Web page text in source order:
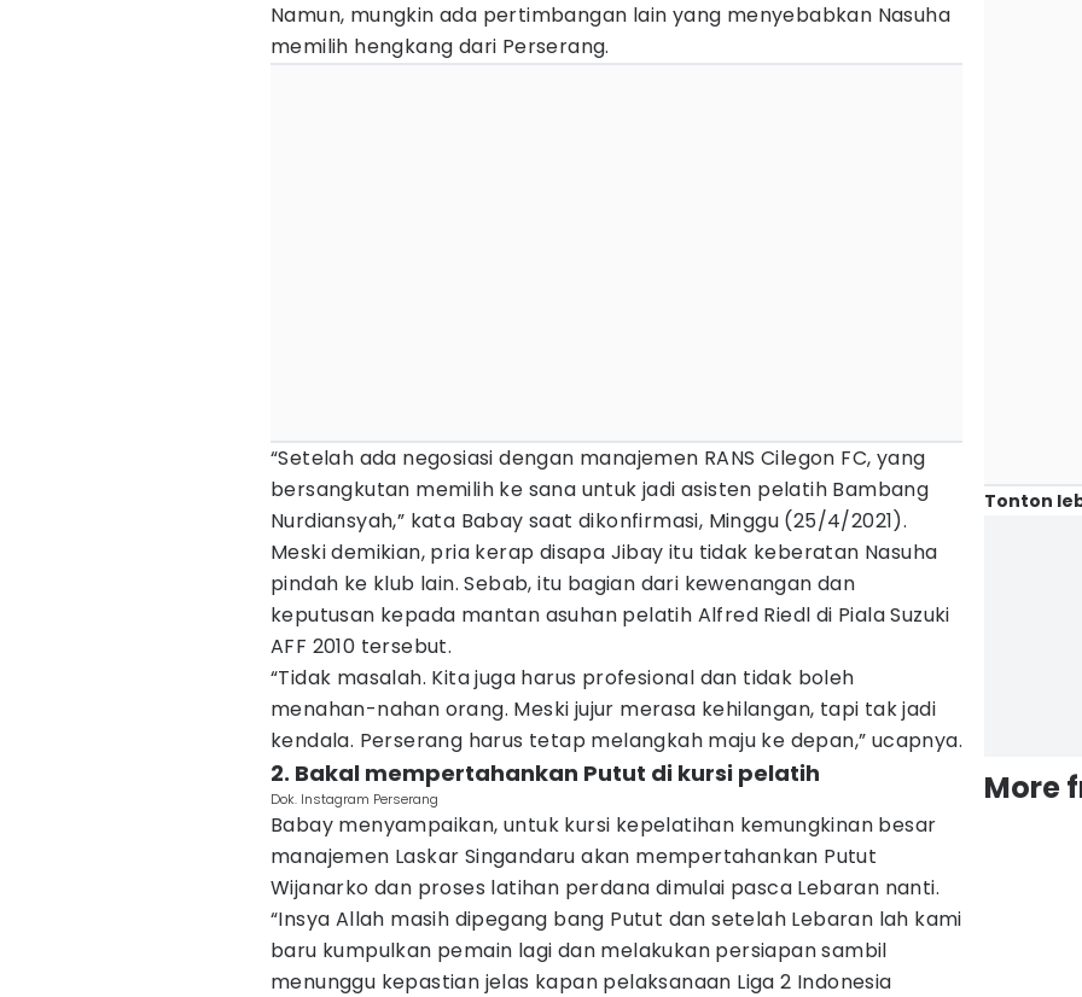
Namun, mungkin ada pertimbangan lain yang menyebabkan Nasuha
memilih hengkang dari Perserang.
“Setelah ada negosiasi dengan manajemen RANS Cilegon FC, yang
bersangkutan memilih ke sana untuk jadi asisten pelatih Bambang
Nurdiansyah,” kata Babay saat dikonfirmasi, Minggu (25/4/2021).
Meski demikian, pria kerap disapa Jibay itu tidak keberatan Nasuha
pindah ke klub lain. Sebab, itu bagian dari kewenangan dan
keputusan kepada mantan asuhan pelatih Alfred Riedl di Piala Suzuki
AFF 2010 tersebut.
“Tidak masalah. Kita juga harus profesional dan tidak boleh
menahan-nahan orang. Meski jujur merasa kehilangan, tapi tak jadi
kendala. Perserang harus tetap melangkah maju ke depan,” ucapnya.
2. Bakal mempertahankan Putut di kursi pelatih
Dok. Instagram Perserang
Babay menyampaikan, untuk kursi kepelatihan kemungkinan besar
manajemen Laskar Singandaru akan mempertahankan Putut
Wijanarko dan proses latihan perdana dimulai pasca Lebaran nanti.
“Insya Allah masih dipegang bang Putut dan setelah Lebaran lah kami
baru kumpulkan pemain lagi dan melakukan persiapan sambil
menunggu kepastian jelas kapan pelaksanaan Liga 2 Indonesia
Tonton
More